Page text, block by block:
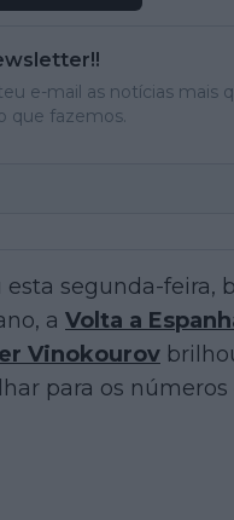
e-mail as notícias mais
que fazemos.
esta segunda-feira,
a Volta a
Vinokourov
para os números